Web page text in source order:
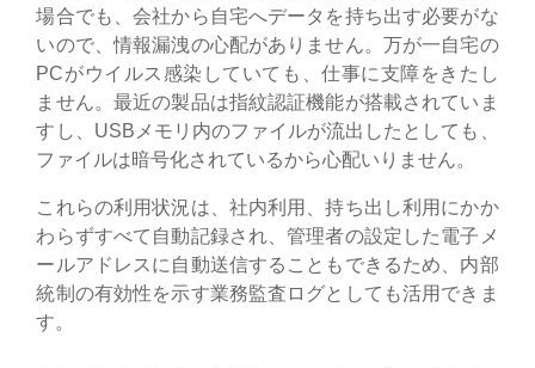
場合でも、会社から自宅へデータを持ち出す必要がな
いので、情報漏洩の心配がありません。万が一自宅の
PCがウイルス感染していても、仕事に支障をきたし
ません。最近の製品は指紋認証機能が搭載されていま
すし、USBメモリ内のファイルが流出したとしても、
ファイルは暗号化されているから心配いりません。
これらの利用状況は、社内利用、持ち出し利用にかか
わらずすべて自動記録され、管理者の設定した電子メ
ールアドレスに自動送信することもできるため、内部
統制の有効性を示す業務監査ログとしても活用できま
す。